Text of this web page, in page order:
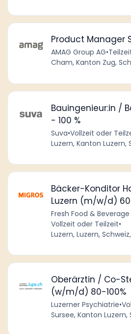
Product Manager
AMAG Group AG•
Cham, Kanton Zug,
Bauingenieur:in /
- 100 %
Suva•Vollzeit oder
Luzern, Kanton Luzern,
Bäcker-Konditor
Luzern (m/w/d)
Fresh Food &
Vollzeit oder Teilzeit•
Luzern, Luzern,
Oberärztin / Co-
(w/m/d) 80-100%
Luzerner Psychiatrie•
Sursee, Kanton Luzern,